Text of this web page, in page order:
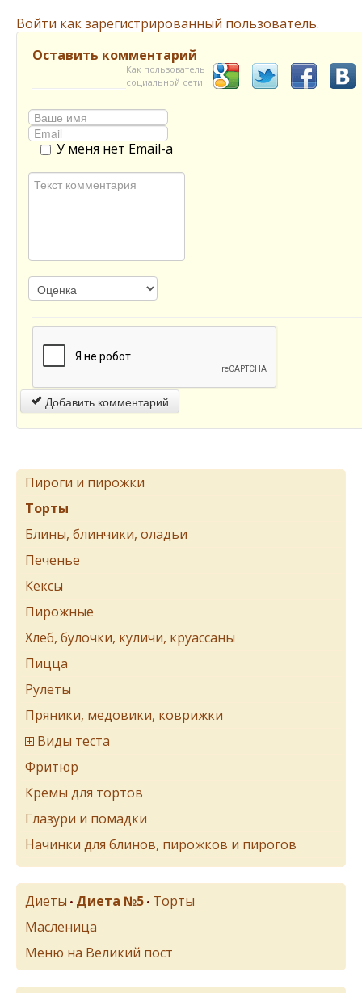
Войти как зарегистрированный пользователь.
Оставить комментарий
Как пользователь
социальной сети
У меня нет Email-а
Добавить комментарий
Пироги и пирожки
Торты
Блины, блинчики, оладьи
Печенье
Кексы
Пирожные
Хлеб, булочки, куличи, круассаны
Пицца
Рулеты
Пряники, медовики, коврижки
Виды теста
Фритюр
Кремы для тортов
Глазури и помадки
Начинки для блинов, пирожков и пирогов
Диеты • Диета №5 • Торты
Масленица
Меню на Великий пост